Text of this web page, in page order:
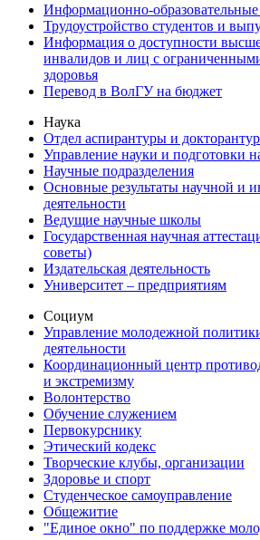
Информационно-
Трудоустройство студентов и
Информация о доступности
инвалидов и лиц с
здоровья
Перевод в ВолГУ на бюджет
Наука
Отдел аспирантуры и
Управление науки и подготовки
Научные подразделения
Основные результаты научной и
деятельности
Ведущие научные школы
Государственная научная
советы)
Издательская деятельность
Университет – предприятиям
Социум
Управление молодежной
деятельности
Координационный центр
и экстремизму
Волонтерство
Обучение служением
Первокурснику
Этический кодекс
Творческие клубы, организации
Здоровье и спорт
Студенческое самоуправление
Общежитие
"Единое окно" по поддержке